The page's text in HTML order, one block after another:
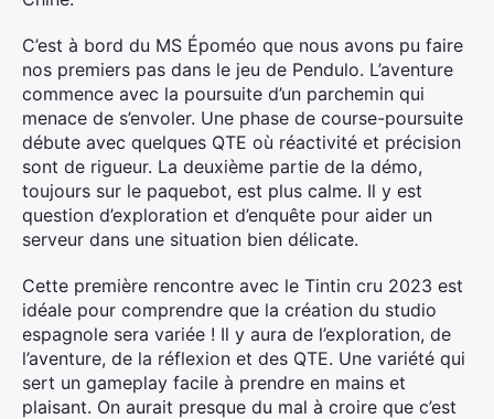
C’est à bord du MS Époméo que nous avons pu faire
nos premiers pas dans le jeu de Pendulo. L’aventure
commence avec la poursuite d’un parchemin qui
menace de s’envoler. Une phase de course-poursuite
débute avec quelques QTE où réactivité et précision
sont de rigueur. La deuxième partie de la démo,
toujours sur le paquebot, est plus calme. Il y est
question d’exploration et d’enquête pour aider un
serveur dans une situation bien délicate.
Cette première rencontre avec le Tintin cru 2023 est
idéale pour comprendre que la création du studio
espagnole sera variée ! Il y aura de l’exploration, de
l’aventure, de la réflexion et des QTE. Une variété qui
sert un gameplay facile à prendre en mains et
plaisant. On aurait presque du mal à croire que c’est